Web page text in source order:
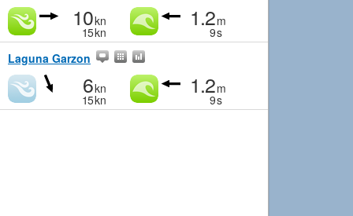
10kn
15kn
1.2m
9s
Laguna Garzon
6kn
15kn
1.2m
9s